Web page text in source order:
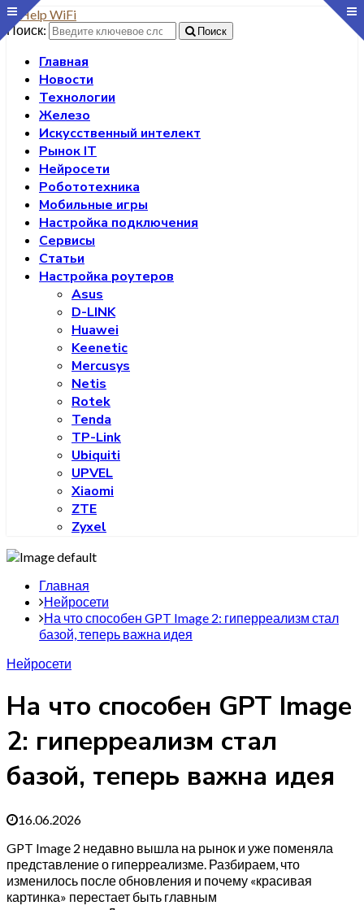
Поиск: Поиск
Главная
Новости
Технологии
Железо
Искусственный интелект
Рынок IT
Нейросети
Робототехника
Мобильные игры
Настройка подключения
Сервисы
Статьи
Настройка роутеров
Asus
D-LINK
Huawei
Keenetic
Mercusys
Netis
Rotek
Tenda
TP-Link
Ubiquiti
UPVEL
Xiaomi
ZTE
Zyxel
Главная
Нейросети
На что способен GPT Image 2: гиперреализм стал
базой, теперь важна идея
Нейросети
На что способен GPT Image
2: гиперреализм стал
базой, теперь важна идея
16.06.2026
GPT Image 2 недавно вышла на рынок и уже поменяла
представление о гиперреализме. Разбираем, что
изменилось после обновления и почему «красивая
картинка» перестает быть главным